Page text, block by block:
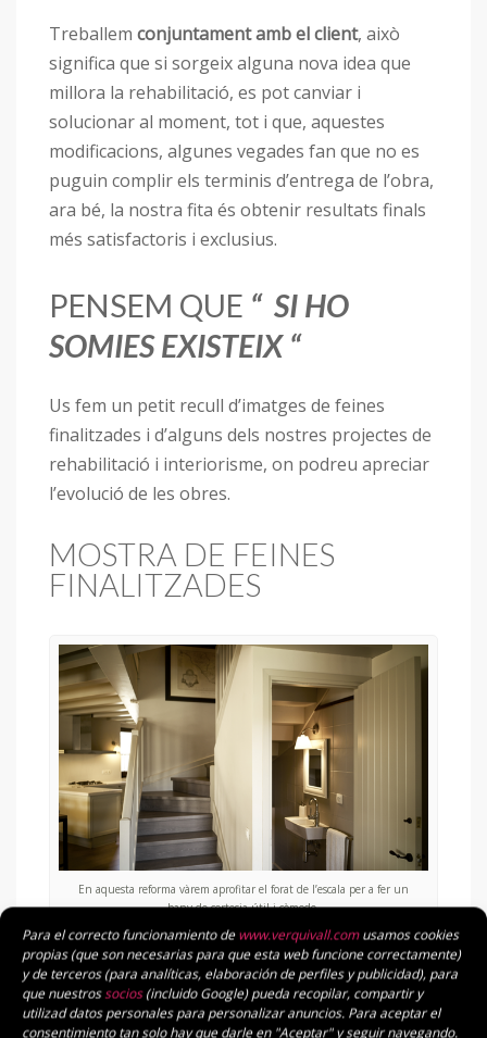
Para el correcto funcionamiento dewww.verquivall.comusamos cookies
propias (que son necesarias para que esta web funcione correctamente)
y de terceros (para analíticas, elaboración de perfiles y publicidad), para
que nuestrossocios(incluido Google) pueda recopilar, compartir y
utilizad datos personales para personalizar anuncios. Para aceptar el
consentimiento tan solo hay que darle en "Aceptar" y seguir navegando.
Treballem conjuntament amb el client, això
significa que si sorgeix alguna nova idea que
millora la rehabilitació, es pot canviar i
solucionar al moment, tot i que, aquestes
modificacions, algunes vegades fan que no es
puguin complir els terminis d’entrega de l’obra,
ara bé, la nostra fita és obtenir resultats finals
més satisfactoris i exclusius.
PENSEM QUE “ SI HO
SOMIES EXISTEIX “
Us fem un petit recull d’imatges de feines
finalitzades i d’alguns dels nostres projectes de
rehabilitació i interiorisme, on podreu apreciar
l’evolució de les obres.
MOSTRA DE FEINES
FINALITZADES
En aquesta reforma vàrem aprofitar el forat de l’escala per a fer un
bany de cortesia útil i còmode.